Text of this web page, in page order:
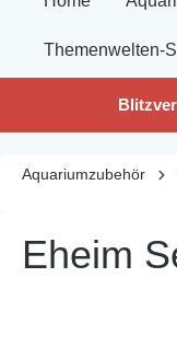
Themenwelten-
Aquariumzubehör
Eheim